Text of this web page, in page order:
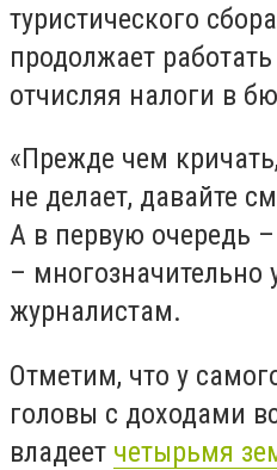
туристического
продолжает
отчисляя налоги в
«Прежде чем
не делает, давайте
А в первую очередь
– многозначительно
журналистам.
Отметим, что у
головы с доходами
владеет четырьмя